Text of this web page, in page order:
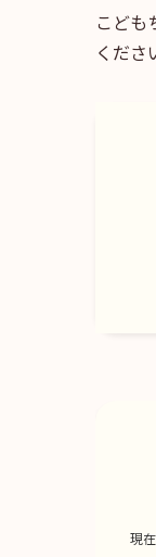
こども
くださ
現